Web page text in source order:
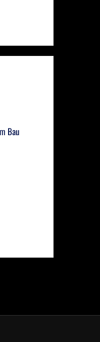
Bau